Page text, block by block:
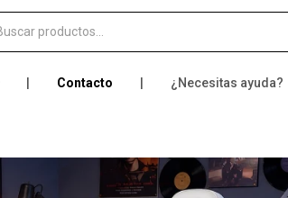
Contacto ¿Necesitas ayuda?